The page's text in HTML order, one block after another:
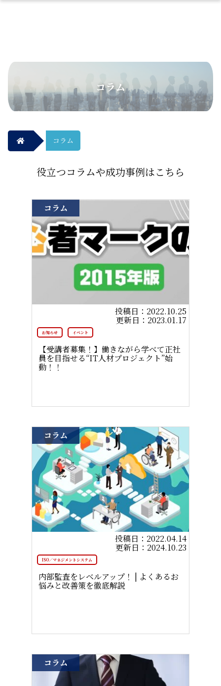
コラム
コラム
役立つコラムや成功事例はこちら
コラム
2022.10.25
2023.01.17
お知らせ イベント
【受講者募集！】働きながら学べて正社
員を目指せる“IT人材プロジェクト”始
動！！
コラム
2022.04.14
2024.10.23
ISO／マネジメントシステム
内部監査をレベルアップ！ | よくあるお
悩みと改善策を徹底解説
コラム